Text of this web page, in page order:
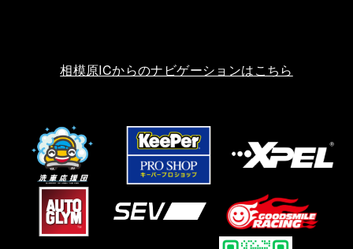
相模原ICからのナビゲーションはこちら